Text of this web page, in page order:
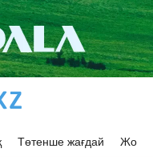
Төтенше жағдай Жол